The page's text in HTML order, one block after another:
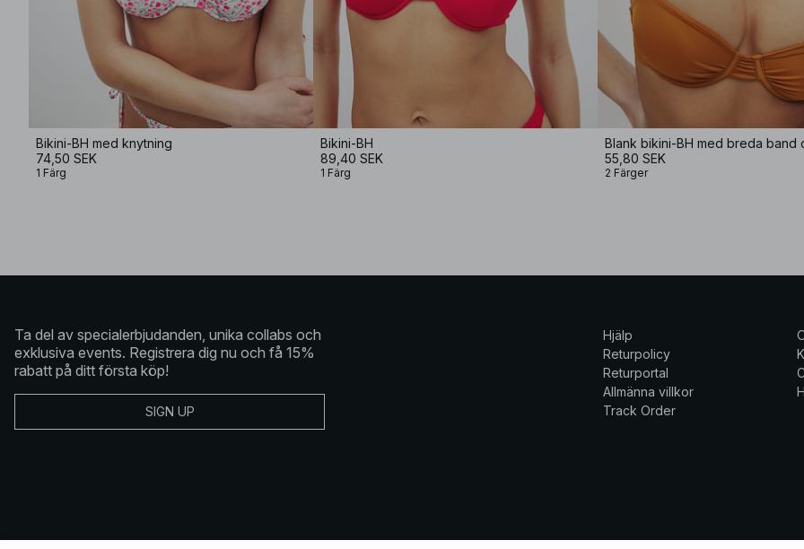
Bikini-BH med knytning
74,50 SEK
1 Färg
Bikini-BH
89,40 SEK
1 Färg
55,80 SEK
2 Färger
Ta del av specialerbjudanden, unika collabs och
exklusiva events. Registrera dig nu och få 15%
rabatt på ditt första köp!
SIGN UP
Hjälp
Returpolicy
Returportal
Allmänna villkor
Track Order